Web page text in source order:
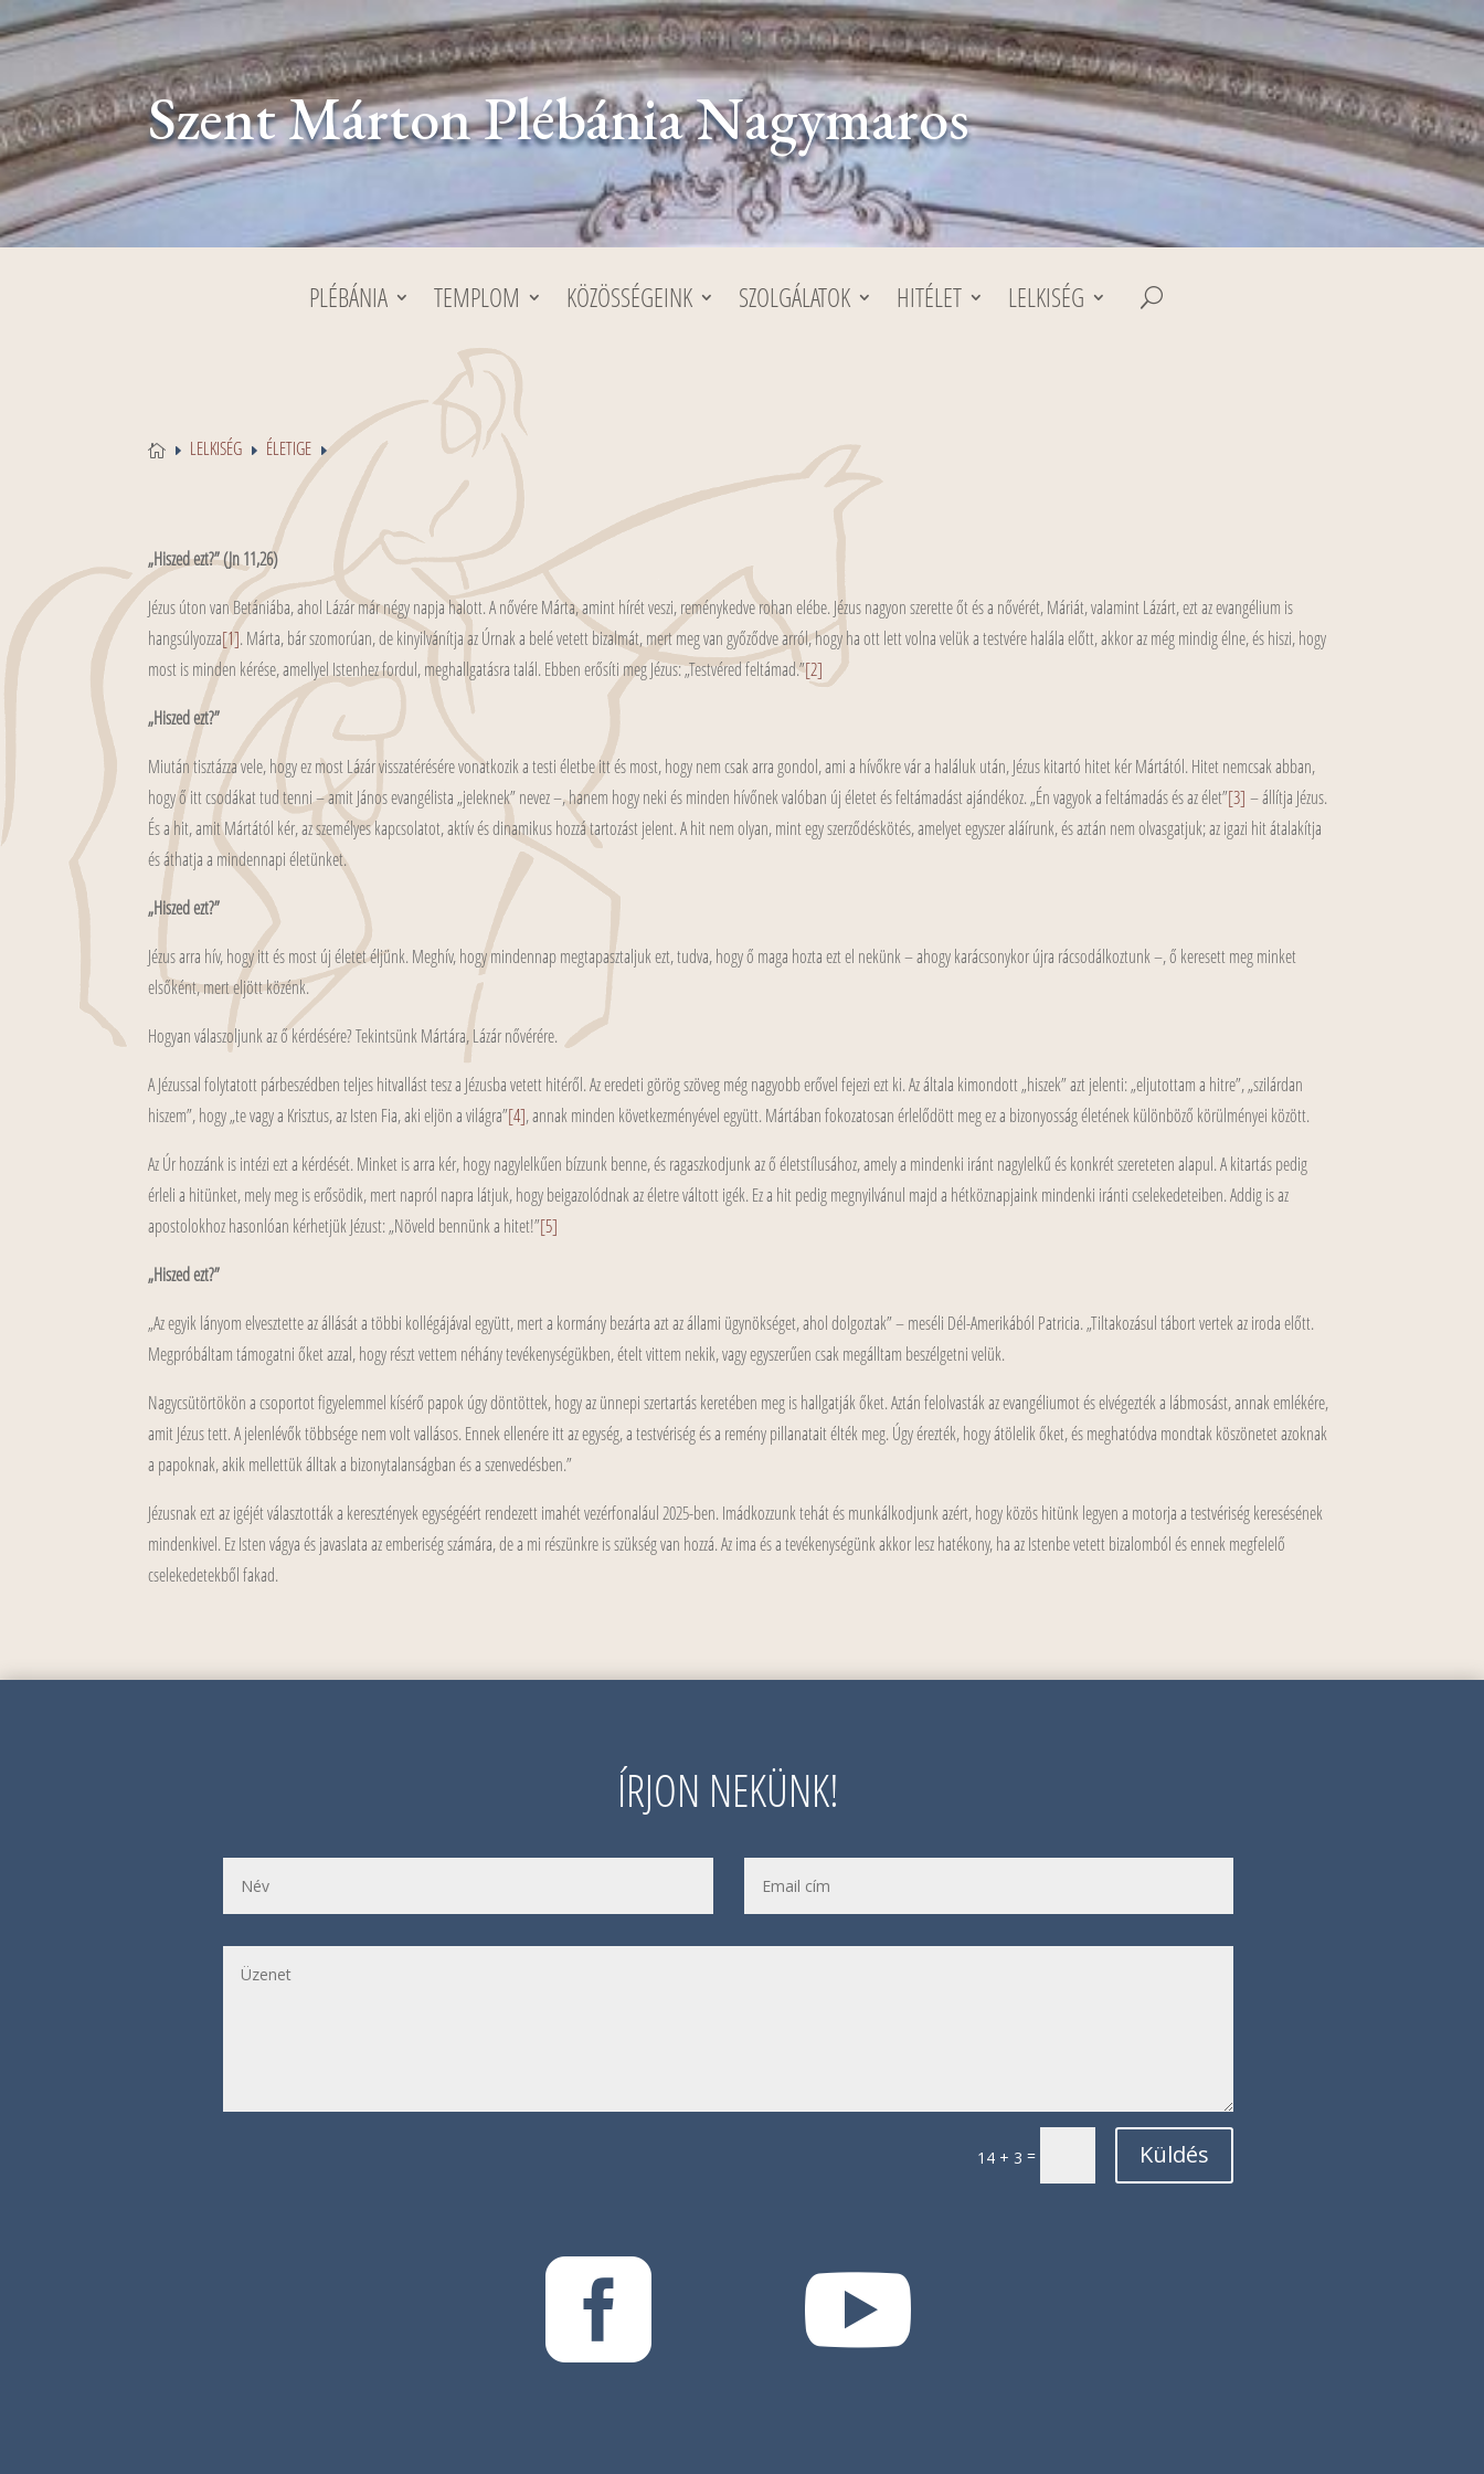
Szent Márton Plébánia Nagymaros
PLÉBÁNIA TEMPLOM KÖZÖSSÉGEINK SZOLGÁLATOK HITÉLET LELKISÉG
 E LELKISÉG E ÉLETIGE E
„Hiszed ezt?” (Jn 11,26)
Jézus úton van Betániába, ahol Lázár már négy napja halott. A nővére Márta, amint hírét veszi, reménykedve rohan elébe. Jézus nagyon szerette őt és a nővérét, Máriát, valamint Lázárt, ezt az evangélium is
hangsúlyozza[1]. Márta, bár szomorúan, de kinyilvánítja az Úrnak a belé vetett bizalmát, mert meg van győződve arról, hogy ha ott lett volna velük a testvére halála előtt, akkor az még mindig élne, és hiszi, hogy
most is minden kérése, amellyel Istenhez fordul, meghallgatásra talál. Ebben erősíti meg Jézus: „Testvéred feltámad.”[2]
„Hiszed ezt?”
Miután tisztázza vele, hogy ez most Lázár visszatérésére vonatkozik a testi életbe itt és most, hogy nem csak arra gondol, ami a hívőkre vár a haláluk után, Jézus kitartó hitet kér Mártától. Hitet nemcsak abban,
hogy ő itt csodákat tud tenni – amit János evangélista „jeleknek” nevez –, hanem hogy neki és minden hívőnek valóban új életet és feltámadást ajándékoz. „Én vagyok a feltámadás és az élet”[3] – állítja Jézus.
És a hit, amit Mártától kér, az személyes kapcsolatot, aktív és dinamikus hozzá tartozást jelent. A hit nem olyan, mint egy szerződéskötés, amelyet egyszer aláírunk, és aztán nem olvasgatjuk; az igazi hit átalakítja
és áthatja a mindennapi életünket.
„Hiszed ezt?”
Jézus arra hív, hogy itt és most új életet éljünk. Meghív, hogy mindennap megtapasztaljuk ezt, tudva, hogy ő maga hozta ezt el nekünk – ahogy karácsonykor újra rácsodálkoztunk –, ő keresett meg minket
elsőként, mert eljött közénk.
Hogyan válaszoljunk az ő kérdésére? Tekintsünk Mártára, Lázár nővérére.
A Jézussal folytatott párbeszédben teljes hitvallást tesz a Jézusba vetett hitéről. Az eredeti görög szöveg még nagyobb erővel fejezi ezt ki. Az általa kimondott „hiszek” azt jelenti: „eljutottam a hitre”, „szilárdan
hiszem”, hogy „te vagy a Krisztus, az Isten Fia, aki eljön a világra”[4], annak minden következményével együtt. Mártában fokozatosan érlelődött meg ez a bizonyosság életének különböző körülményei között.
Az Úr hozzánk is intézi ezt a kérdését. Minket is arra kér, hogy nagylelkűen bízzunk benne, és ragaszkodjunk az ő életstílusához, amely a mindenki iránt nagylelkű és konkrét szereteten alapul. A kitartás pedig
érleli a hitünket, mely meg is erősödik, mert napról napra látjuk, hogy beigazolódnak az életre váltott igék. Ez a hit pedig megnyilvánul majd a hétköznapjaink mindenki iránti cselekedeteiben. Addig is az
apostolokhoz hasonlóan kérhetjük Jézust: „Növeld bennünk a hitet!”[5]
„Hiszed ezt?”
„Az egyik lányom elvesztette az állását a többi kollégájával együtt, mert a kormány bezárta azt az állami ügynökséget, ahol dolgoztak” – meséli Dél-Amerikából Patricia. „Tiltakozásul tábort vertek az iroda előtt.
Megpróbáltam támogatni őket azzal, hogy részt vettem néhány tevékenységükben, ételt vittem nekik, vagy egyszerűen csak megálltam beszélgetni velük.
Nagycsütörtökön a csoportot figyelemmel kísérő papok úgy döntöttek, hogy az ünnepi szertartás keretében meg is hallgatják őket. Aztán felolvasták az evangéliumot és elvégezték a lábmosást, annak emlékére,
amit Jézus tett. A jelenlévők többsége nem volt vallásos. Ennek ellenére itt az egység, a testvériség és a remény pillanatait élték meg. Úgy érezték, hogy átölelik őket, és meghatódva mondtak köszönetet azoknak
a papoknak, akik mellettük álltak a bizonytalanságban és a szenvedésben.”
Jézusnak ezt az igéjét választották a keresztények egységéért rendezett imahét vezérfonalául 2025-ben. Imádkozzunk tehát és munkálkodjunk azért, hogy közös hitünk legyen a motorja a testvériség keresésének
mindenkivel. Ez Isten vágya és javaslata az emberiség számára, de a mi részünkre is szükség van hozzá. Az ima és a tevékenységünk akkor lesz hatékony, ha az Istenbe vetett bizalomból és ennek megfelelő
cselekedetekből fakad.
ÍRJON NEKÜNK!
14 + 3 = Küldés
 